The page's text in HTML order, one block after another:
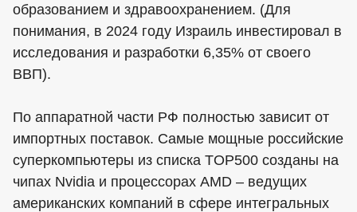
образованием и здравоохранением. (Для
понимания, в 2024 году Израиль инвестировал в
исследования и разработки 6,35% от своего
ВВП).
По аппаратной части РФ полностью зависит от
импортных поставок. Самые мощные российские
суперкомпьютеры из списка TOP500 созданы на
чипах Nvidia и процессорах AMD – ведущих
американских компаний в сфере интегральных